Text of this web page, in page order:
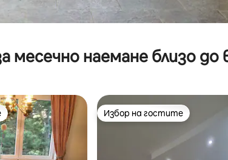
месечно наемане близо до
Избор на гостите
Избор на гостите